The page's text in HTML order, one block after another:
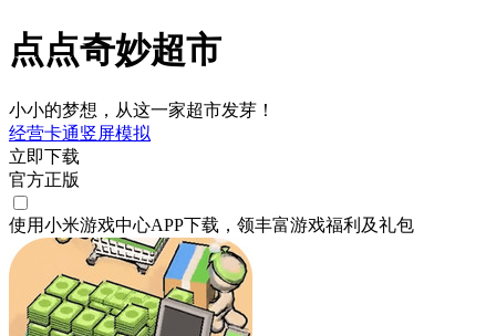
点点奇妙超市
小小的梦想，从这一家超市发芽！
经营卡通竖屏模拟
立即下载
官方正版
使用小米游戏中心APP下载 ，领丰富游戏福利 及礼包